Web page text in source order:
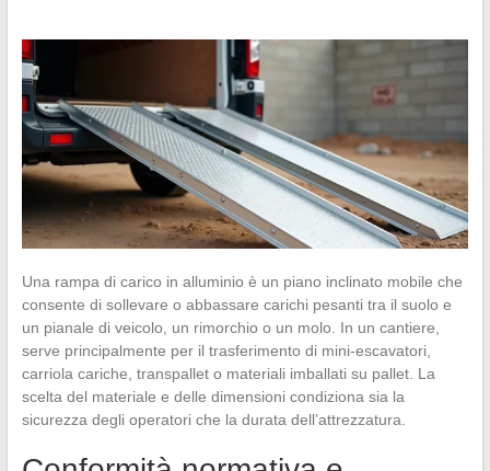
Una rampa di carico in alluminio è un piano inclinato mobile che
consente di sollevare o abbassare carichi pesanti tra il suolo e
un pianale di veicolo, un rimorchio o un molo. In un cantiere,
serve principalmente per il trasferimento di mini-escavatori,
carriola cariche, transpallet o materiali imballati su pallet. La
scelta del materiale e delle dimensioni condiziona sia la
sicurezza degli operatori che la durata dell’attrezzatura.